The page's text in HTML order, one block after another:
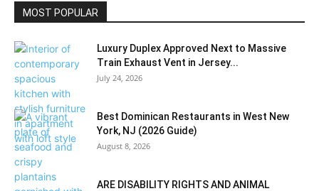
Politics
MOST POPULAR
Luxury Duplex Approved Next to Massive
Train Exhaust Vent in Jersey...
July 24, 2026
Best Dominican Restaurants in West New
York, NJ (2026 Guide)
August 8, 2026
ARE DISABILITY RIGHTS AND ANIMAL